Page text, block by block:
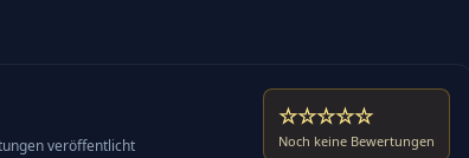
veröffentlicht
☆☆☆☆☆
Noch keine Bewertungen